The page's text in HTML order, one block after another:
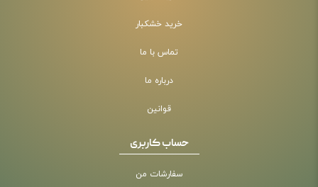
خرید خشکبار
تماس با ما
درباره ما
قوانین
حساب کاربری
سفارشات من